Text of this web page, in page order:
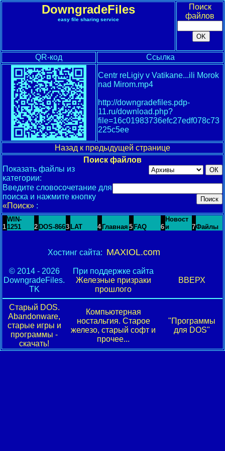
DowngradeFiles
easy file sharing service
Поиск
файлов
QR-код Ссылка
Centr reLigiy v Vatikane...ili Morok
nad Mirom.mp4
http://downgradefiles.pdp-
11.ru/download.php?
file=16c01983736efc27edf078c73
225c5ee
Назад к предыдущей странице
Поиск файлов
Показать файлы из
категории:
Введите словосочетание для
поиска и нажмите кнопку
«Поиск» :
1
WIN-
1251
2 DOS-8663 LAT 4 Главная 5 FAQ 6
Новост
и
7Файлы
Хостинг сайта: MAXIOL.com
© 2014 - 2026
DowngradeFiles.
TK
При поддержке сайта
Железные призраки
прошлого
ВВЕРХ
Старый DOS.
Abandonware,
старые игры и
программы -
скачать!
Компьютерная
ностальгия. Старое
железо, старый софт и
прочее...
"Программы
для DOS"